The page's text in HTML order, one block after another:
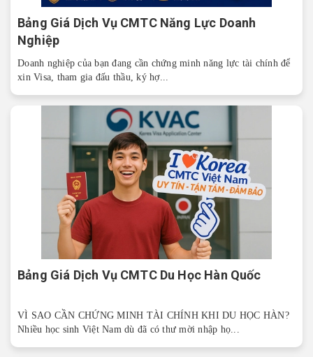
Bảng Giá Dịch Vụ CMTC Năng Lực Doanh
Nghiệp
Doanh nghiệp của bạn đang cần chứng minh năng lực tài chính để
xin Visa, tham gia đấu thầu, ký hợ...
Bảng Giá Dịch Vụ CMTC Du Học Hàn Quốc
VÌ SAO CẦN CHỨNG MINH TÀI CHÍNH KHI DU HỌC HÀN?
Nhiều học sinh Việt Nam dù đã có thư mời nhập họ...